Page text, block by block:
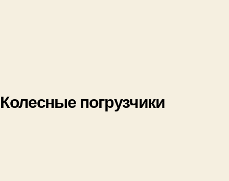
Колесные погрузчики